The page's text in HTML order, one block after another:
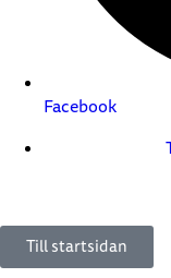
Facebook
Till startsidan